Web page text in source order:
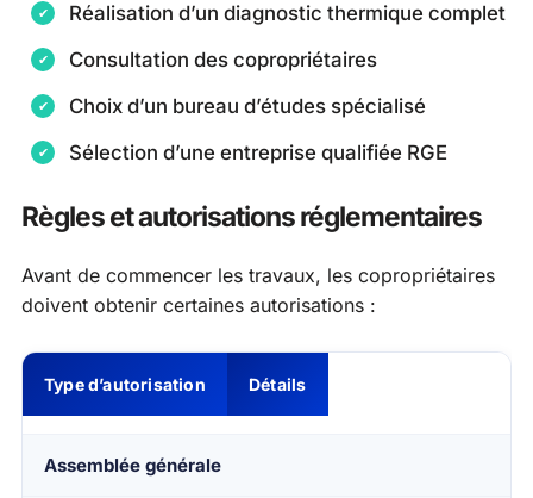
Réalisation d’un diagnostic thermique complet
Consultation des copropriétaires
Choix d’un bureau d’études spécialisé
Sélection d’une entreprise qualifiée RGE
Règles et autorisations réglementaires
Avant de commencer les travaux, les copropriétaires
doivent obtenir certaines autorisations :
Type d’autorisation Détails
Assemblée générale